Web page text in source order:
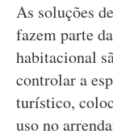
As soluções
fazem parte
habitacional
controlar a
turístico,
uso no